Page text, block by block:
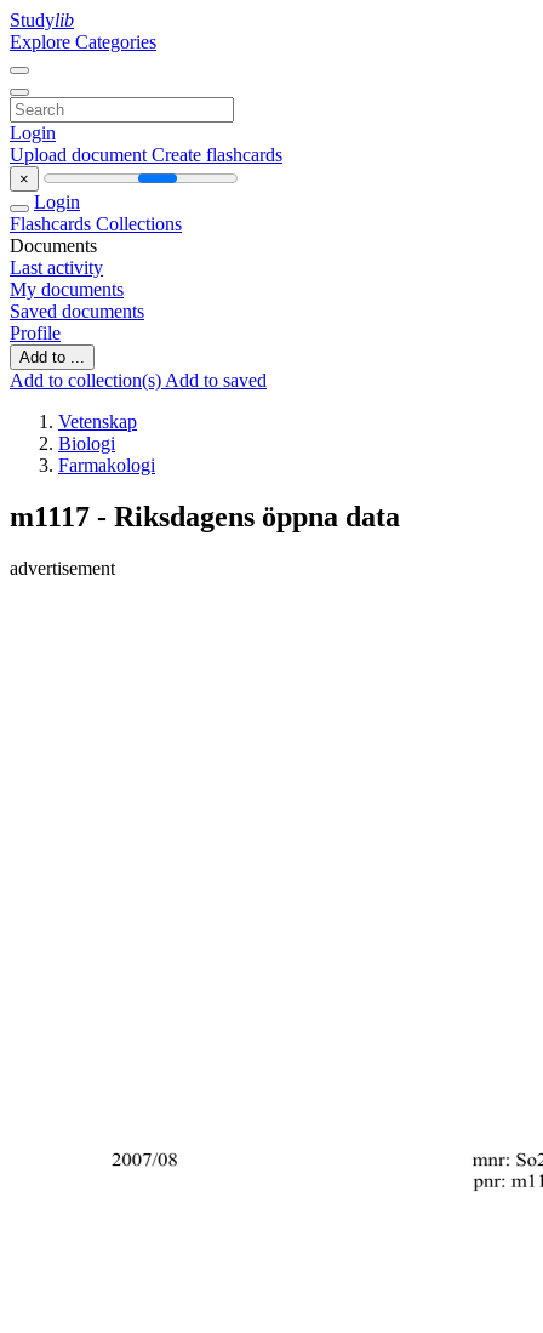
Studylib
Explore Categories
Login
Upload document Create flashcards
×
Login
Flashcards Collections
Documents
Last activity
My documents
Saved documents
Profile
Add to ...
Add to collection(s) Add to saved
Vetenskap
Biologi
Farmakologi
m1117 - Riksdagens öppna data
advertisement